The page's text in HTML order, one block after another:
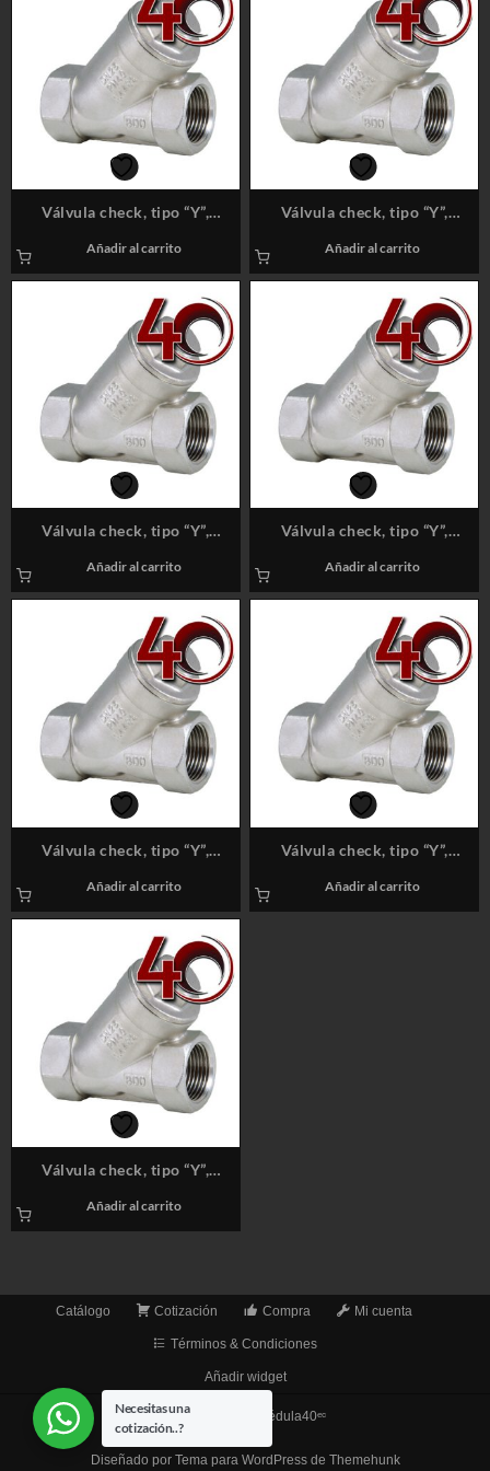
Válvula check, tipo “Y”,
Añadir al carrito
Válvula check, tipo “Y”,
Añadir al carrito
Válvula check, tipo “Y”,
Añadir al carrito
Válvula check, tipo “Y”,
Añadir al carrito
Válvula check, tipo “Y”,
Añadir al carrito
Válvula check, tipo “Y”,
Añadir al carrito
Válvula check, tipo “Y”,
Añadir al carrito
Catálogo Cotización Compra Mi cuenta
Términos & Condiciones
Añadir widget
© 2026 TuberíaCédula40ᵉᶜ
Diseñado por Tema para WordPress de Themehunk
Necesitas una
cotización..?